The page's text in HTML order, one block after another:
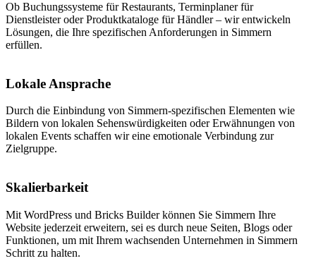
Ob Buchungssysteme für Restaurants, Terminplaner für
Dienstleister oder Produktkataloge für Händler – wir entwickeln
Lösungen, die Ihre spezifischen Anforderungen in Simmern
erfüllen.
Lokale Ansprache
Durch die Einbindung von Simmern-spezifischen Elementen wie
Bildern von lokalen Sehenswürdigkeiten oder Erwähnungen von
lokalen Events schaffen wir eine emotionale Verbindung zur
Zielgruppe.
Skalierbarkeit
Mit WordPress und Bricks Builder können Sie Simmern Ihre
Website jederzeit erweitern, sei es durch neue Seiten, Blogs oder
Funktionen, um mit Ihrem wachsenden Unternehmen in Simmern
Schritt zu halten.